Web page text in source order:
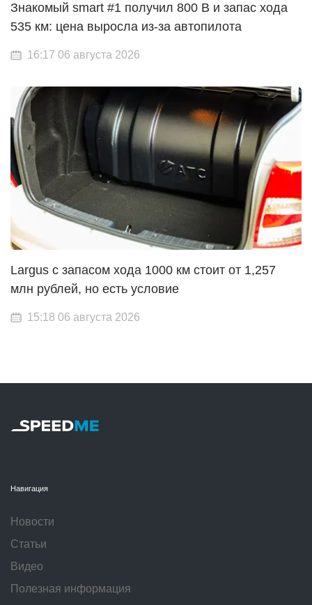
Знакомый smart #1 получил 800 В и запас хода
535 км: цена выросла из-за автопилота
16:17 06 августа 2026
Largus с запасом хода 1000 км стоит от 1,257
млн рублей, но есть условие
15:18 06 августа 2026
Навигация
Новости
Статьи
Видео
Полезная информация